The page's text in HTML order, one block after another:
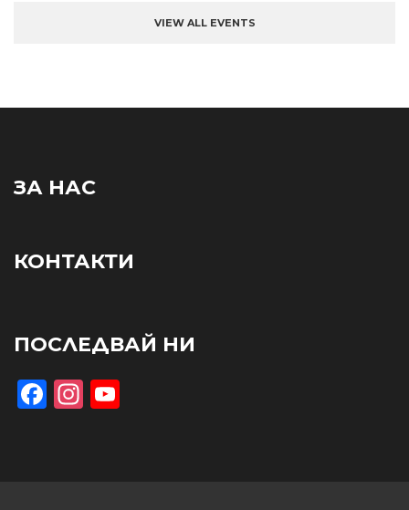
VIEW ALL EVENTS
ЗА НАС
КОНТАКТИ
ПОСЛЕДВАЙ НИ
Facebook
Instagram